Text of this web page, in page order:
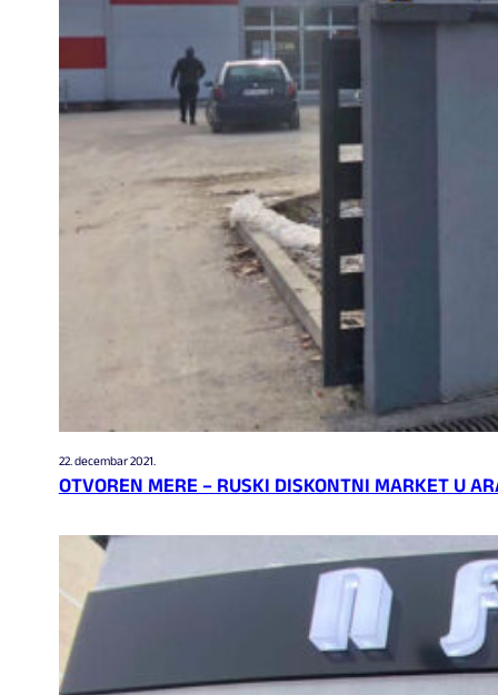
22. decembar 2021.
OTVOREN MERE – RUSKI DISKONTNI MARKET U